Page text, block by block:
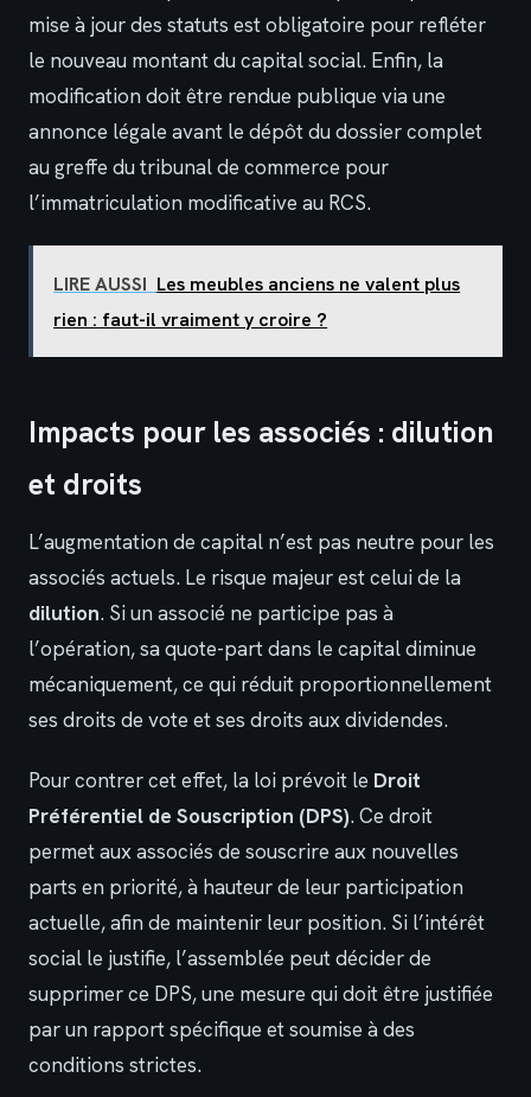
mise à jour des statuts est obligatoire pour refléter
le nouveau montant du capital social. Enfin, la
modification doit être rendue publique via une
annonce légale avant le dépôt du dossier complet
au greffe du tribunal de commerce pour
l’immatriculation modificative au RCS.
LIRE AUSSI Les meubles anciens ne valent plus
rien : faut-il vraiment y croire ?
Impacts pour les associés : dilution
et droits
L’augmentation de capital n’est pas neutre pour les
associés actuels. Le risque majeur est celui de la
dilution. Si un associé ne participe pas à
l’opération, sa quote-part dans le capital diminue
mécaniquement, ce qui réduit proportionnellement
ses droits de vote et ses droits aux dividendes.
Pour contrer cet effet, la loi prévoit le Droit
Préférentiel de Souscription (DPS). Ce droit
permet aux associés de souscrire aux nouvelles
parts en priorité, à hauteur de leur participation
actuelle, afin de maintenir leur position. Si l’intérêt
social le justifie, l’assemblée peut décider de
supprimer ce DPS, une mesure qui doit être justifiée
par un rapport spécifique et soumise à des
conditions strictes.